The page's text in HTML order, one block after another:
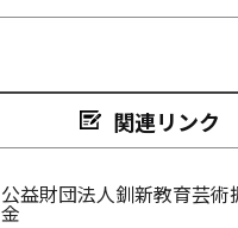
関連リンク
公益財団法人釧新教育芸術
金